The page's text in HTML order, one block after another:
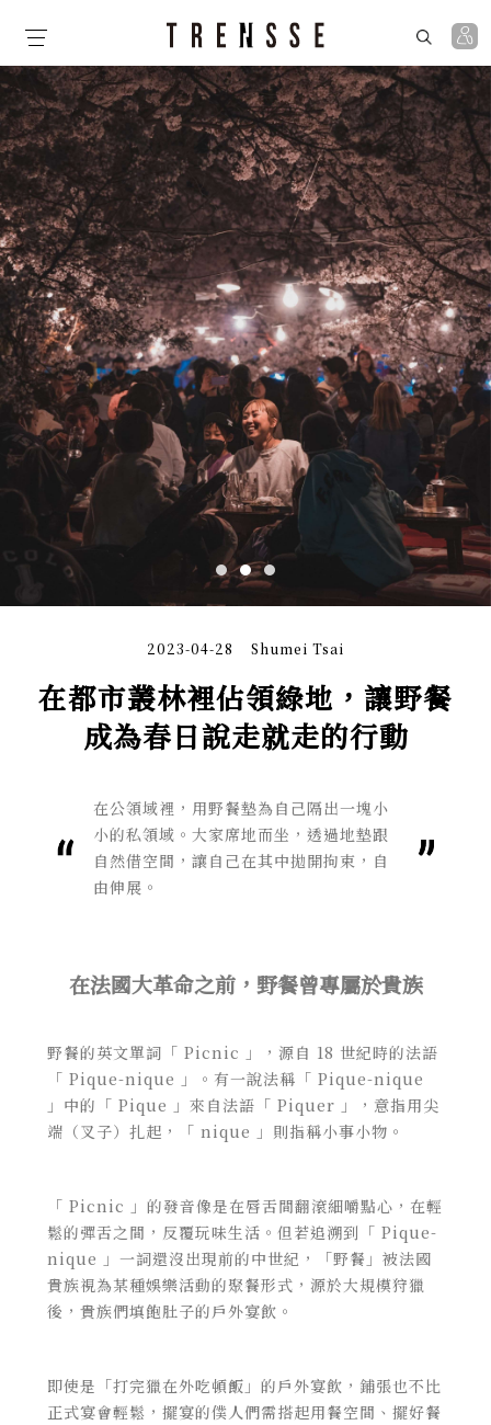
在都市叢林裡佔領綠地，讓野餐
成為春日說走就走的行動
Shumei Tsai
2023-04-28
在公領域裡，用野餐墊為自己隔出一塊小
小的私領域。大家席地而坐，透過地墊跟
自然借空間，讓自己在其中拋開拘束，自
由伸展。
在法國大革命之前，野餐曾專屬於貴族
野餐的英文單詞「 Picnic 」，源自 18 世紀時的法語
「 Pique-nique 」。有一說法稱「 Pique-nique
」中的「 Pique 」來自法語「 Piquer 」，意指用尖
端（叉子）扎起，「 nique 」則指稱小事小物。
「 Picnic 」的發音像是在唇舌間翻滾細嚼點心，在輕
鬆的彈舌之間，反覆玩味生活。但若追溯到「 Pique-
nique 」一詞還沒出現前的中世紀，「野餐」被法國
貴族視為某種娛樂活動的聚餐形式，源於大規模狩獵
後，貴族們填飽肚子的戶外宴飲。
即使是「打完獵在外吃頓飯」的戶外宴飲，鋪張也不比
正式宴會輕鬆，擺宴的僕人們需搭起用餐空間、擺好餐